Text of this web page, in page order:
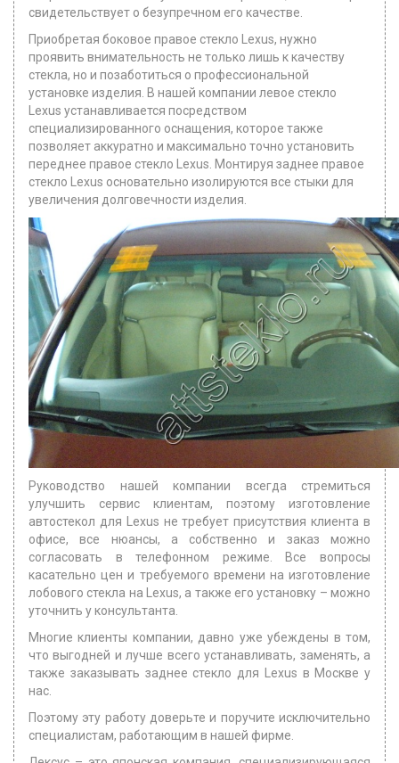
свидетельствует о безупречном его качестве.
Приобретая боковое правое стекло Lexus, нужно
проявить внимательность не только лишь к качеству
стекла, но и позаботиться о профессиональной
установке изделия. В нашей компании левое стекло
Lexus устанавливается посредством
специализированного оснащения, которое также
позволяет аккуратно и максимально точно установить
переднее правое стекло Lexus. Монтируя заднее правое
стекло Lexus основательно изолируются все стыки для
увеличения долговечности изделия.
Руководство нашей компании всегда стремиться
улучшить сервис клиентам, поэтому изготовление
автостекол для Lexus не требует присутствия клиента в
офисе, все нюансы, а собственно и заказ можно
согласовать в телефонном режиме. Все вопросы
касательно цен и требуемого времени на изготовление
лобового стекла на Lexus, а также его установку – можно
уточнить у консультанта.
Многие клиенты компании, давно уже убеждены в том,
что выгодней и лучше всего устанавливать, заменять, а
также заказывать заднее стекло для Lexus в Москве у
нас.
Поэтому эту работу доверьте и поручите исключительно
специалистам, работающим в нашей фирме.